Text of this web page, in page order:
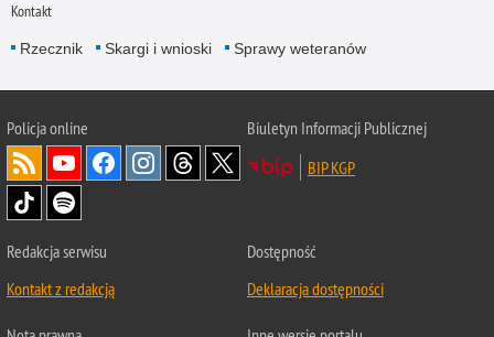
Kontakt
Rzecznik Skargi i wnioski Sprawy weteranów
Policjaonline
Biuletyn Informacji Publicznej
BIP KGP
Redakcja serwisu
Kontakt z redakcją
Dostępność
Deklaracja dostępności